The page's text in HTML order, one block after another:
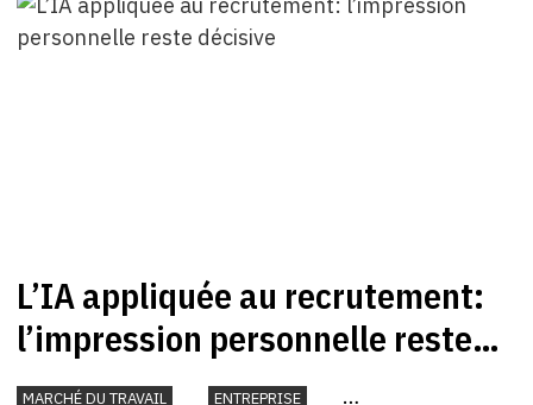
L’IA appliquée au recrutement:
l’impression personnelle reste
décisive
MARCHÉ DU TRAVAIL ENTREPRISE